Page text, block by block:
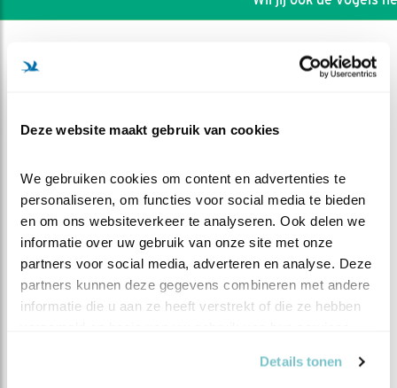
Deze website maakt gebruik van cookies
We gebruiken cookies om content en advertenties te
personaliseren, om functies voor social media te bieden
en om ons websiteverkeer te analyseren. Ook delen we
informatie over uw gebruik van onze site met onze
partners voor social media, adverteren en analyse. Deze
partners kunnen deze gegevens combineren met andere
informatie die u aan ze heeft verstrekt of die ze hebben
Details tonen
DEEL DIT FILMPJE
Het eerste lustrum seizoen